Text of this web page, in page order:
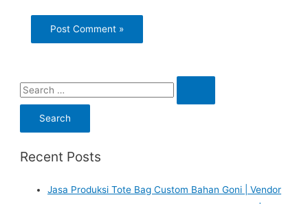
S
e
c
Recent Posts
Jasa Produksi Tote Bag Custom Bahan Goni | Vendor